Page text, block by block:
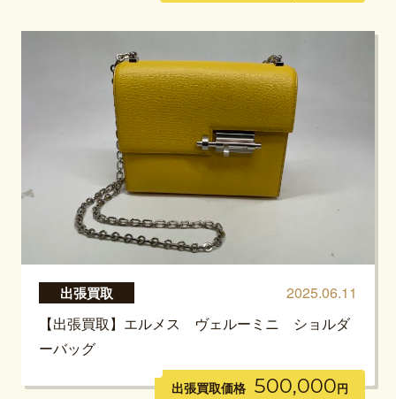
出張買取
2025.06.11
【出張買取】エルメス ヴェルーミニ ショルダ
ーバッグ
出張買取価格 500,000円